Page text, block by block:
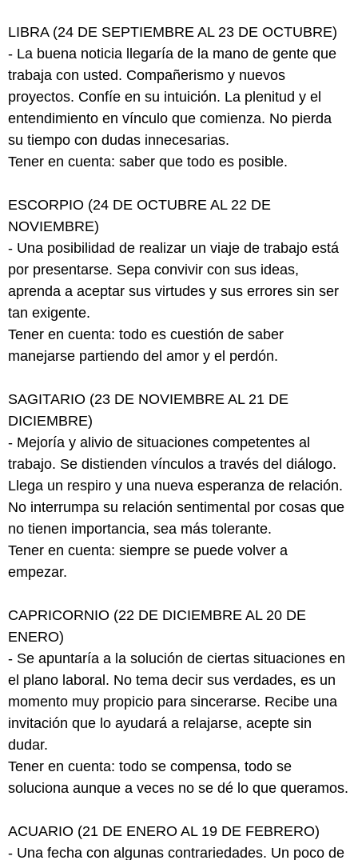
LIBRA (24 DE SEPTIEMBRE AL 23 DE OCTUBRE)
- La buena noticia llegaría de la mano de gente que
trabaja con usted. Compañerismo y nuevos
proyectos. Confíe en su intuición. La plenitud y el
entendimiento en vínculo que comienza. No pierda
su tiempo con dudas innecesarias.
Tener en cuenta: saber que todo es posible.
ESCORPIO (24 DE OCTUBRE AL 22 DE
NOVIEMBRE)
- Una posibilidad de realizar un viaje de trabajo está
por presentarse. Sepa convivir con sus ideas,
aprenda a aceptar sus virtudes y sus errores sin ser
tan exigente.
Tener en cuenta: todo es cuestión de saber
manejarse partiendo del amor y el perdón.
SAGITARIO (23 DE NOVIEMBRE AL 21 DE
DICIEMBRE)
- Mejoría y alivio de situaciones competentes al
trabajo. Se distienden vínculos a través del diálogo.
Llega un respiro y una nueva esperanza de relación.
No interrumpa su relación sentimental por cosas que
no tienen importancia, sea más tolerante.
Tener en cuenta: siempre se puede volver a
empezar.
CAPRICORNIO (22 DE DICIEMBRE AL 20 DE
ENERO)
- Se apuntaría a la solución de ciertas situaciones en
el plano laboral. No tema decir sus verdades, es un
momento muy propicio para sincerarse. Recibe una
invitación que lo ayudará a relajarse, acepte sin
dudar.
Tener en cuenta: todo se compensa, todo se
soluciona aunque a veces no se dé lo que queramos.
ACUARIO (21 DE ENERO AL 19 DE FEBRERO)
- Una fecha con algunas contrariedades. Un poco de